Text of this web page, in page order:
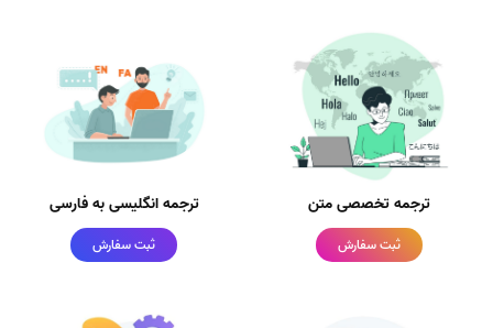
ترجمه تخصصی متن
ثبت سفارش
ترجمه انگلیسی به فارسی
ثبت سفارش